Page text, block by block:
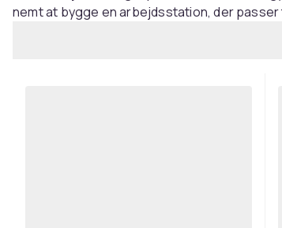
nemt at bygge en arbejdsstation, der passer